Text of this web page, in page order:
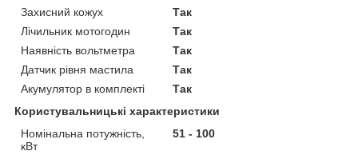
Захисний кожух
Так
Лічильник мотогодин
Так
Наявність вольтметра
Так
Датчик рівня мастила
Так
Акумулятор в комплекті
Так
Користувальницькі характеристики
Номінальна потужність,
кВт
51 - 100